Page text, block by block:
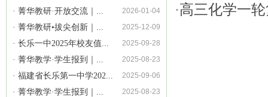
·高三化学一
· 菁华教研·开放交流｜... 2026-01-04
· 菁华教研•拔尖创新｜... 2025-12-09
· 长乐一中2025年校友值... 2025-09-28
· 菁华教学·学生报到｜... 2025-08-23
· 福建省长乐第一中学202... 2025-09-06
· 菁华教学·学生报到｜... 2025-08-23